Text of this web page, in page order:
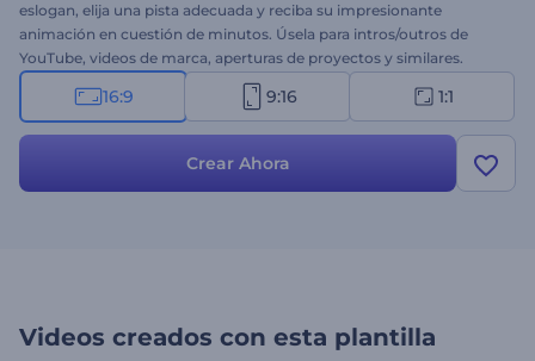
eslogan, elija una pista adecuada y reciba su impresionante
animación en cuestión de minutos. Úsela para intros/outros de
YouTube, videos de marca, aperturas de proyectos y similares.
¡Explore la danza de las energías ahora!
16:9 9:16 1:1
Crear Ahora
Videos creados con esta plantilla